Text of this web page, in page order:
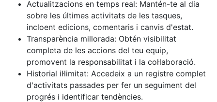
Actualitzacions en temps real: Mantén-te al dia
sobre les últimes activitats de les tasques,
incloent edicions, comentaris i canvis d'estat.
Transparència millorada: Obtén visibilitat
completa de les accions del teu equip,
promovent la responsabilitat i la col·laboració.
Historial il·limitat: Accedeix a un registre complet
d'activitats passades per fer un seguiment del
progrés i identificar tendències.